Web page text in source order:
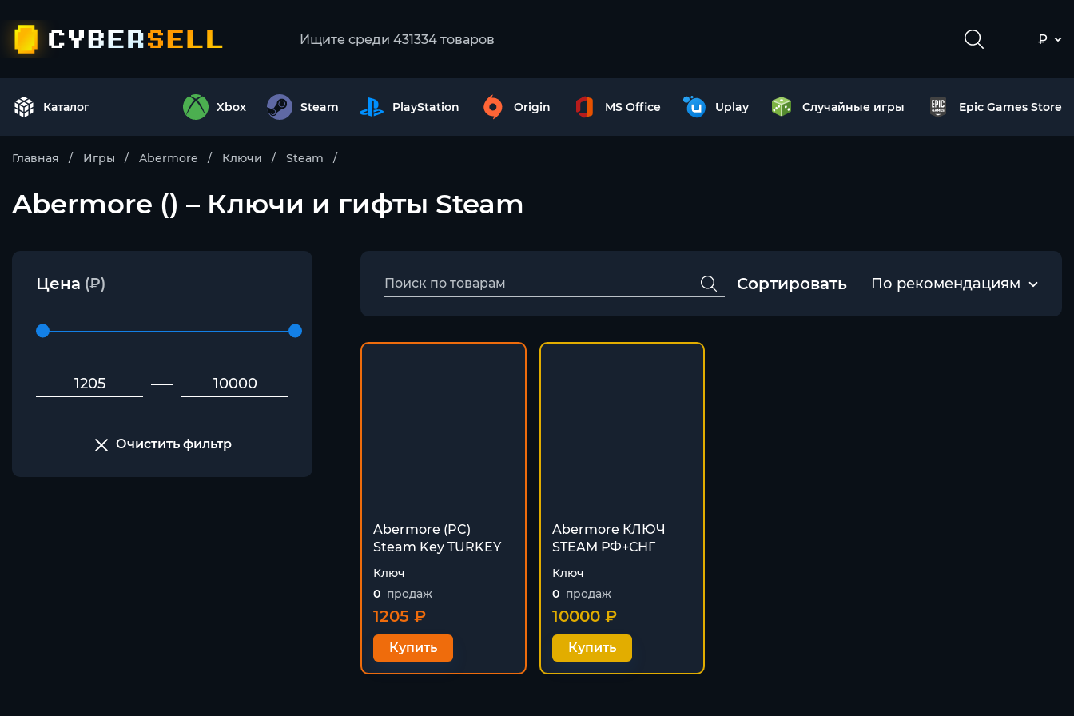
₽
Каталог Xbox Steam PlayStation Origin MS Office Uplay Случайные игры Epic Games Store
Главная Игры Abermore Ключи Steam
Abermore () – Ключи и гифты Steam
Цена (₽)
Очистить фильтр
Сортировать По рекомендациям
Abermore (PC)
Steam Key TURKEY
Ключ
0 продаж
1205 ₽
Купить
Abermore КЛЮЧ
STEAM РФ+СНГ
Ключ
0 продаж
10000 ₽
Купить